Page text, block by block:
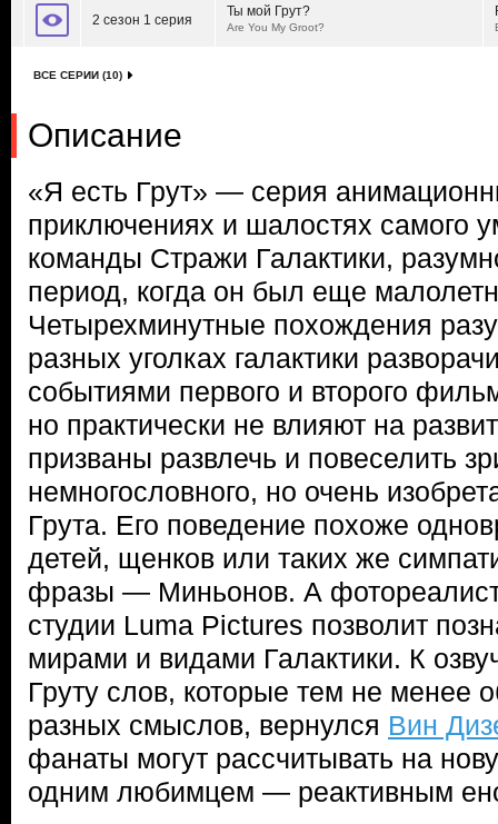
2 сезон 1 серия
Ты мой Грут?
Are You My Groot?
ВСЕ СЕРИИ (10)
Описание
«Я есть Грут» — серия
приключениях и шалостях самого
команды Стражи Галактики,
период, когда он был еще
Четырехминутные похождения
разных уголках галактики
событиями первого и второго
но практически не влияют на
призваны развлечь и повеселить
немногословного, но очень
Грута. Его поведение похоже
детей, щенков или таких же
фразы — Миньонов. А
студии Luma Pictures позволит
мирами и видами Галактики. К
Груту слов, которые тем не менее
разных смыслов, вернулся Вин
фанаты могут рассчитывать на
одним любимцем — реактивным